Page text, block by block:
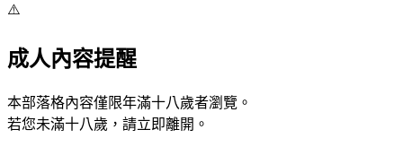
⚠️
成人內容提醒
本部落格內容僅限年滿十八歲者瀏覽。
若您未滿十八歲，請立即離開。